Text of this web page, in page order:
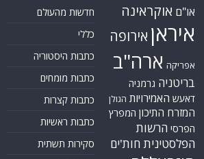
או"ם אוקראינה
איראן אירופה
אפריקה ארה"ב
בריטניה גרמניה
דאעש האמירויות הגולן
המזרח התיכון המפרץ
הפרסי הרשות
הפלסטינית חות'ים
חדשות מהעולם
כללי
כתבות היסטוריה
כתבות מומחים
כתבות קצרות
כתבות ראשיות
סקירות תשתית